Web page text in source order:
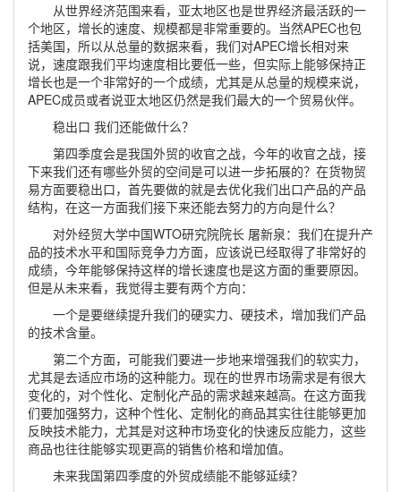
从世界经济范围来看，亚太地区也是世界经济最活跃的一
个地区，增长的速度、规模都是非常重要的。当然APEC也包
括美国，所以从总量的数据来看，我们对APEC增长相对来
说，速度跟我们平均速度相比要低一些，但实际上能够保持正
增长也是一个非常好的一个成绩，尤其是从总量的规模来说，
APEC成员或者说亚太地区仍然是我们最大的一个贸易伙伴。
稳出口 我们还能做什么？
第四季度会是我国外贸的收官之战，今年的收官之战，接
下来我们还有哪些外贸的空间是可以进一步拓展的？在货物贸
易方面要稳出口，首先要做的就是去优化我们出口产品的产品
结构，在这一方面我们接下来还能去努力的方向是什么？
对外经贸大学中国WTO研究院院长 屠新泉：我们在提升产
品的技术水平和国际竞争力方面，应该说已经取得了非常好的
成绩，今年能够保持这样的增长速度也是这方面的重要原因。
但是从未来看，我觉得主要有两个方向：
一个是要继续提升我们的硬实力、硬技术，增加我们产品
的技术含量。
第二个方面，可能我们要进一步地来增强我们的软实力，
尤其是去适应市场的这种能力。现在的世界市场需求是有很大
变化的，对个性化、定制化产品的需求越来越高。在这方面我
们要加强努力，这种个性化、定制化的商品其实往往能够更加
反映技术能力，尤其是对这种市场变化的快速反应能力，这些
商品也往往能够实现更高的销售价格和增加值。
未来我国第四季度的外贸成绩能不能够延续？